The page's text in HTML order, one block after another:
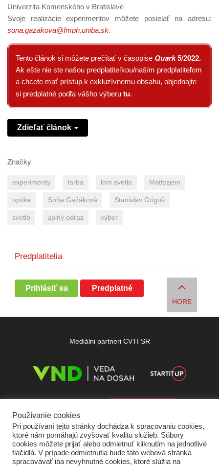
Univerzita Komenského v Bratislave
Svoje realizácie experimentov môžete posielať na adresu:
sona.gazakova@fmph.uniba.sk.
Tento článok si môžete prečítať v časopise Quark5/2022.
Ak ešte nie ste našou predplatiteľkou/naším predplatiteľom
a chcete mať prístup k exkluzívnemu obsahu, objednajte
si predplatné podľa vášho výberu tu.
Zdieľať článok
Značky
experimenty farba lom svetla Matfyzjein
optika Soňa Gažáková Stanislav Griguš
svetlo úplný odraz výber
Predplatitelia
Prihlásiť sa Predplatné
HORE
Mediálni partneri CVTI SR
Používanie cookies
Pri používaní tejto stránky dochádza k spracovaniu cookies,
ktoré nám pomáhajú zvyšovať kvalitu služieb. Súbory
cookies môžete prijať alebo odmietnuť kliknutím na jednotlivé
tlačidlá. V prípade odmietnutia bude táto webová stránka
spracovávať iba nevyhnutné cookies, ktoré slúžia na